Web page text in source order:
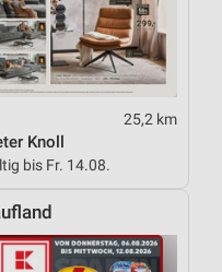
25,2 km
Knoll
bis Fr. 14.08.